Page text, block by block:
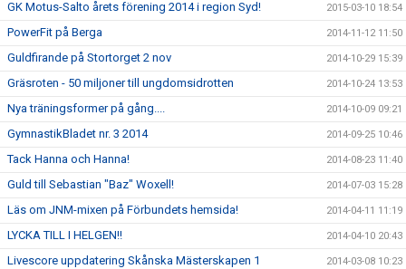
GK Motus-Salto årets förening 2014 i region Syd! 2015-03-10 18:54
PowerFit på Berga 2014-11-12 11:50
Guldfirande på Stortorget 2 nov 2014-10-29 15:39
Gräsroten - 50 miljoner till ungdomsidrotten 2014-10-24 13:53
Nya träningsformer på gång.... 2014-10-09 09:21
GymnastikBladet nr. 3 2014 2014-09-25 10:46
Tack Hanna och Hanna! 2014-08-23 11:40
Guld till Sebastian "Baz" Woxell! 2014-07-03 15:28
Läs om JNM-mixen på Förbundets hemsida! 2014-04-11 11:19
LYCKA TILL I HELGEN!! 2014-04-10 20:43
Livescore uppdatering Skånska Mästerskapen 1 2014-03-08 10:23